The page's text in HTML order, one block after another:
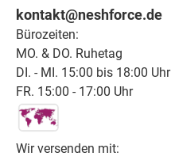
kontakt@neshforce.de
Bürozeiten:
MO. & DO. Ruhetag
DI. - MI. 15:00 bis 18:00 Uhr
FR. 15:00 - 17:00 Uhr
Wir versenden mit: